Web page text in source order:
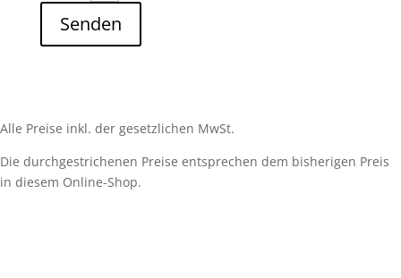
Senden
Alle Preise inkl. der gesetzlichen MwSt.
Die durchgestrichenen Preise entsprechen dem bisherigen Preis
in diesem Online-Shop.